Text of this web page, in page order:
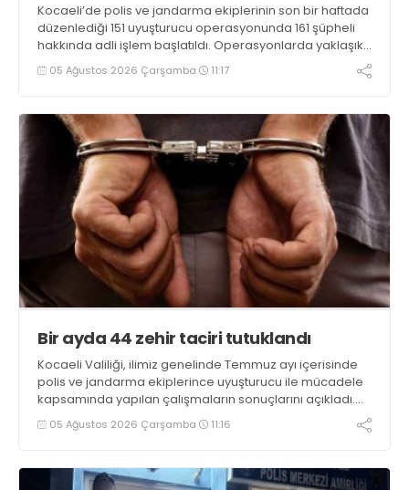
Kocaeli’de polis ve jandarma ekiplerinin son bir haftada
düzenlediği 151 uyuşturucu operasyonunda 161 şüpheli
hakkında adli işlem başlatıldı. Operasyonlarda yaklaşık
2 kilogram uyuşturucu madde ile 121 kök kenevir bitkisi
ele geçirilirken, 9 şüpheli tutuklandı
05 Ağustos 2026 Çarşamba 11:17
Bir ayda 44 zehir taciri tutuklandı
Kocaeli Valiliği, ilimiz genelinde Temmuz ayı içerisinde
polis ve jandarma ekiplerince uyuşturucu ile mücadele
kapsamında yapılan çalışmaların sonuçlarını açıkladı.
Çalışmalar sonucunda uyuşturucu ve uyarıcı madde
kullanan, ticaretini ve sevkiyatını yapan 44 şahıs
05 Ağustos 2026 Çarşamba 11:16